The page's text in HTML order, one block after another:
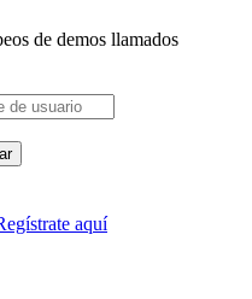
de demos llamados
aquí